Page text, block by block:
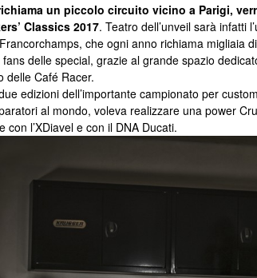
un piccolo circuito vicino a Parigi,
Classics 2017. Teatro dell’unveil sarà infatti
che ogni anno richiama migliaia
delle special, grazie al grande spazio
delle Café Racer.
edizioni dell’importante campionato per
al mondo, voleva realizzare una power
l’XDiavel e con il DNA Ducati.